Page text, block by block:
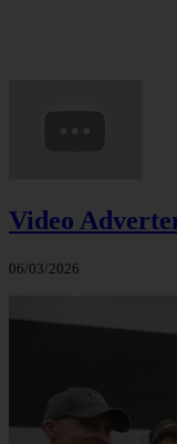
Video
06/03/2026